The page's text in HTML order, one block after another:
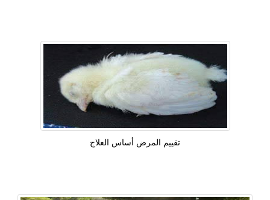
تقييم المرض أساس العلاج